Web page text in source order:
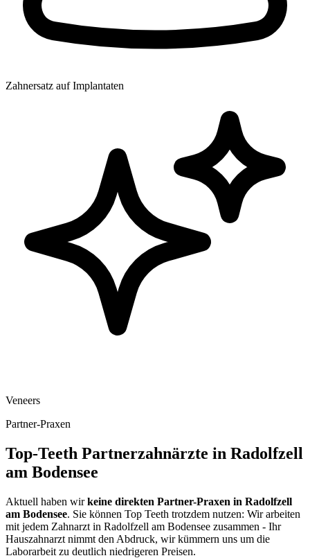
Zahnersatz auf Implantaten
Veneers
Partner-Praxen
Top-Teeth Partnerzahnärzte in Radolfzell
am Bodensee
Aktuell haben wirkeine direkten Partner-Praxen in Radolfzell
am Bodensee. Sie können Top Teeth trotzdem nutzen: Wir arbeiten
mit jedem Zahnarzt in Radolfzell am Bodensee zusammen - Ihr
Hauszahnarzt nimmt den Abdruck, wir kümmern uns um die
Laborarbeit zu deutlich niedrigeren Preisen.